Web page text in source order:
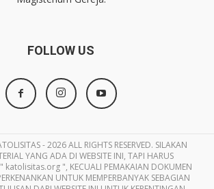
FOLLOW US
- 2026 ALL RIGHTS RESERVED. SILAKAN
YANG ADA DI WEBSITE INI, TAPI HARUS
katolisitas.org ", KECUALI PEMAKAIAN DOKUMEN
UNTUK MEMPERBANYAK SEBAGIAN